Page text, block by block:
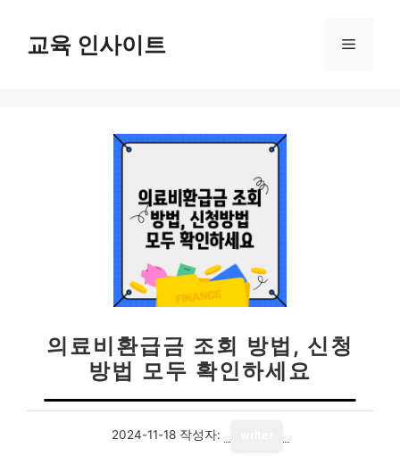
교육 인사이트 메
의료비환급금 조회 방법, 신청
방법 모두 확인하세요
2024-11-18 작성자: